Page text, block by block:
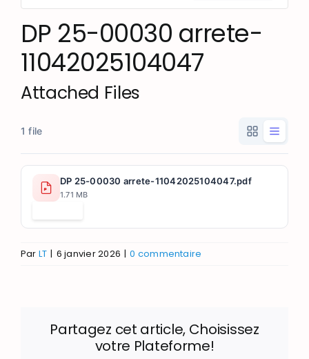
DP 25-00030 arrete-
11042025104047
Attached Files
1 file
DP 25-00030 arrete-11042025104047.pdf
1.71 MB
Par LT | 6 janvier 2026 | 0 commentaire
Partagez cet article, Choisissez
votre Plateforme!